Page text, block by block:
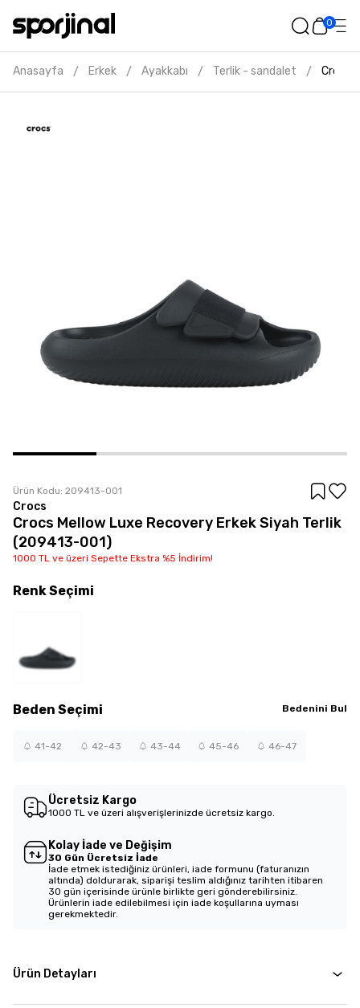
0
Anasayfa / Erkek / Ayakkabı / Terlik - sandalet / Crocs
Ürün Kodu: 209413-001
Crocs
Crocs Mellow Luxe Recovery Erkek Siyah Terlik
(209413-001)
1000 TL ve üzeri Sepette Ekstra %5 İndirim!
Beden Seçimi Bedenini Bul
41-42 42-43 43-44 45-46 46-47
RenkSeçimi
Ücretsiz Kargo
1000 TL ve üzeri alışverişlerinizde ücretsiz kargo.
Kolay İade ve Değişim
30 Gün Ücretsiz İade
İade etmek istediğiniz ürünleri, iade formunu (faturanızın
altında) doldurarak, siparişi teslim aldığınız tarihten itibaren
30 gün içerisinde ürünle birlikte geri gönderebilirsiniz.
Ürünlerin iade edilebilmesi için iade koşullarına uyması
gerekmektedir.
Ürün Detayları